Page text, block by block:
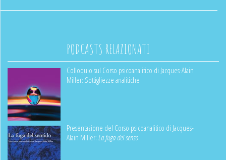
PODCASTS RELAZIONATI
Colloquio sul Corso psicoanalitico di Jacques-Alain
Miller: Sottigliezze analitiche
Presentazione del Corso psicoanalitico di Jacques-
Alain Miller:La fuga del senso